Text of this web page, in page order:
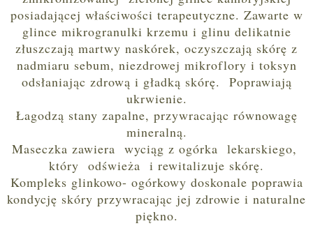
posiadającej właściwości terapeutyczne. Zawarte w
glince mikrogranulki krzemu i glinu delikatnie
złuszczają martwy naskórek, oczyszczają skórę z
nadmiaru sebum, niezdrowej mikroflory i toksyn
odsłaniając zdrową i gładką skórę. Poprawiają
ukrwienie.
Łagodzą stany zapalne, przywracając równowagę
mineralną.
Maseczka zawiera wyciąg z ogórka lekarskiego,
który odświeża i rewitalizuje skórę.
Kompleks glinkowo- ogórkowy doskonale poprawia
kondycję skóry przywracając jej zdrowie i naturalne
piękno.